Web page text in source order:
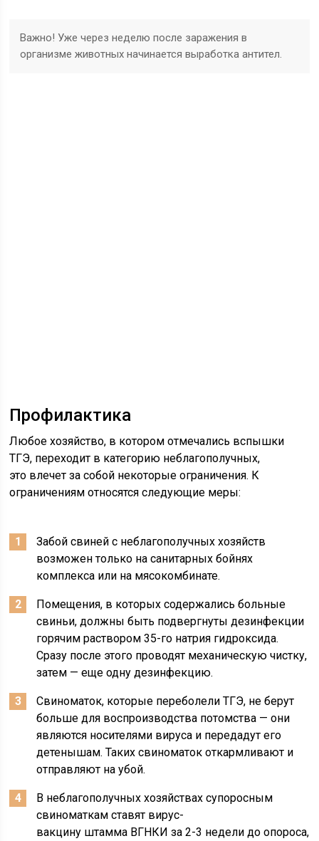
Важно! Уже через неделю после заражения в
организме животных начинается выработка антител.
Профилактика
Любое хозяйство, в котором отмечались вспышки
ТГЭ, переходит в категорию неблагополучных,
это влечет за собой некоторые ограничения. К
ограничениям относятся следующие меры:
Забой свиней с неблагополучных хозяйств
возможен только на санитарных бойнях
комплекса или на мясокомбинате.
Помещения, в которых содержались больные
свиньи, должны быть подвергнуты дезинфекции
горячим раствором 35-го натрия гидроксида.
Сразу после этого проводят механическую чистку,
затем — еще одну дезинфекцию.
Свиноматок, которые переболели ТГЭ, не берут
больше для воспроизводства потомства — они
являются носителями вируса и передадут его
детенышам. Таких свиноматок откармливают и
отправляют на убой.
В неблагополучных хозяйствах супоросным
свиноматкам ставят вирус-
вакцину штамма ВГНКИ за 2-3 недели до опороса,